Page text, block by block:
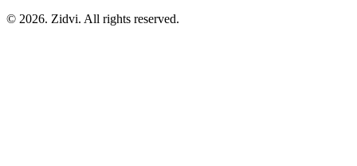
© 2026. Zidvi. All rights reserved.